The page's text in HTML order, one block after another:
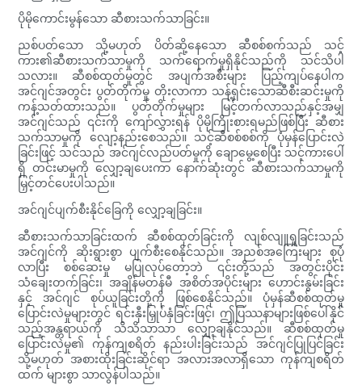
ပိုမိုကောင်းမွန်သော ဆီစားသက်သာခြင်း။
ညစ်ပတ်သော သို့မဟုတ် ပိတ်ဆို့နေသော ဆီစစ်စက်သည် သင့်
ကား၏ဆီစားသက်သာမှုကို သက်ရောက်မှုရှိနိုင်သည်ကို သင်သိပါ
သလား။ ဆီစစ်ထုတ်မှုတွင် အပျက်အစီးများ ပြည့်ကျပ်နေပါက
အင်ဂျင်အတွင်း ပွတ်တိုက်မှု တိုးလာကာ သန့်ရှင်းသောဆီစီးဆင်းမှုကို
ကန့်သတ်ထားသည်။ ပွတ်တိုက်မှုများ မြင့်တက်လာသည်နှင့်အမျှ
အင်ဂျင်သည် ၎င်းကို ကျော်လွှားရန် ပိုမိုကြိုးစားရမည်ဖြစ်ပြီး ဆီစား
သက်သာမှုကို လျော့နည်းစေသည်။ သင့်ဆီစစ်စစ်ကို ပုံမှန်ပြောင်းလဲ
ခြင်းဖြင့် သင်သည် အင်ဂျင်လည်ပတ်မှုကို ချောမွေ့စေပြီး သင့်ကားပေါ်
ရှိ တင်းမာမှုကို လျှော့ချပေးကာ နောက်ဆုံးတွင် ဆီစားသက်သာမှုကို
မြှင့်တင်ပေးပါသည်။
အင်ဂျင်ပျက်စီးနိုင်ခြေကို လျှော့ချခြင်း။
ဆီစားသက်သာခြင်းထက် ဆီစစ်ထုတ်ခြင်းကို လျစ်လျူရှုခြင်းသည်
အင်ဂျင်ကို ဆိုးရွားစွာ ပျက်စီးစေနိုင်သည်။ အညစ်အကြေးများ စုပုံ
လာပြီး စစ်ဆေးမှု မပြုလုပ်တော့ဘဲ ၎င်းတို့သည် အတွင်းပိုင်း
သံချေးတက်ခြင်း၊ အချိန်မတန်မီ အစိတ်အပိုင်းများ ဟောင်းနွမ်းခြင်း
နှင့် အင်ဂျင် စုပ်ယူခြင်းတို့ကို ဖြစ်စေနိုင်သည်။ ပုံမှန်ဆီစစ်ထုတ်မှု
ပြောင်းလဲမှုများတွင် ရင်းနှီးမြှုပ်နှံခြင်းဖြင့်၊ ဤပြဿနာများဖြစ်ပေါ်နိုင်
သည့်အန္တရာယ်ကို သိသိသာသာ လျှော့ချနိုင်သည်။ ဆီစစ်ထုတ်မှု
ပြောင်းလဲမှု၏ ကုန်ကျစရိတ် နည်းပါးခြင်းသည် အင်ဂျင်ပြုပြင်ခြင်း
သို့မဟုတ် အစားထိုးခြင်းဆိုင်ရာ အလားအလာရှိသော ကုန်ကျစရိတ်
ထက် များစွာ သာလွန်ပါသည်။